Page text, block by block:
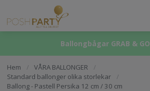
Ballongbågar GRAB & GO
Hem / VÅRA BALLONGER
/
Standard ballonger olika storlekar
/
Ballong - Pastell Persika 12 cm / 30 cm